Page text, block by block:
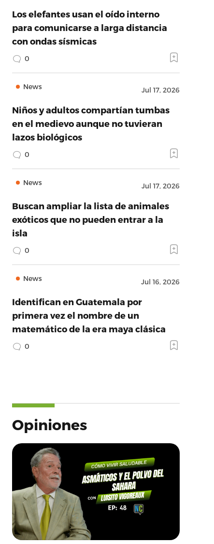
Los elefantes usan el oído interno
para comunicarse a larga distancia
con ondas sísmicas
0
News Jul 17, 2026
Niños y adultos compartían tumbas
en el medievo aunque no tuvieran
lazos biológicos
0
News Jul 17, 2026
Buscan ampliar la lista de animales
exóticos que no pueden entrar a la
isla
0
News Jul 16, 2026
Identifican en Guatemala por
primera vez el nombre de un
matemático de la era maya clásica
0
Opiniones